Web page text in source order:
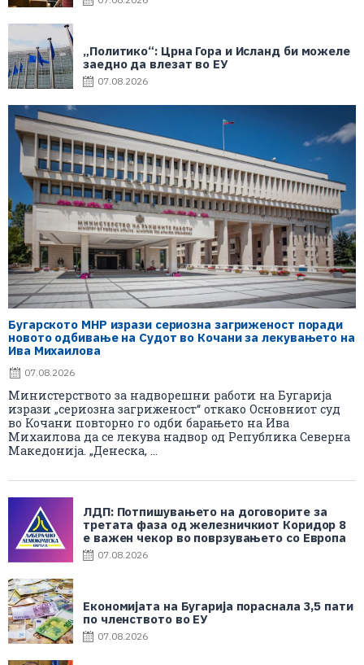
„Политико“: Црна Гора и Исланд би можеле
заедно да влезат во ЕУ
07.08.2026
Бугарското МНР изрази сериозна загриженост поради
новото одбивање на Судот во Кочани за лекувањето на
Ива Михаилова
07.08.2026
Министерството за надворешни работи на Бугарија
изрази „сериозна загриженост“ откако Основниот суд
во Кочани повторно го одби барањето на Ива
Михаилова да се лекува надвор од Република Северна
Македонија. „Денеска, ...
ЛДП: Потпишувањето на договорите за
третата фаза од железничкиот Коридор 8
е важен чекор во поврзувањето со Европа
07.08.2026
Економијата на Бугарија пораснала 3,5 пати
по членството во ЕУ
07.08.2026